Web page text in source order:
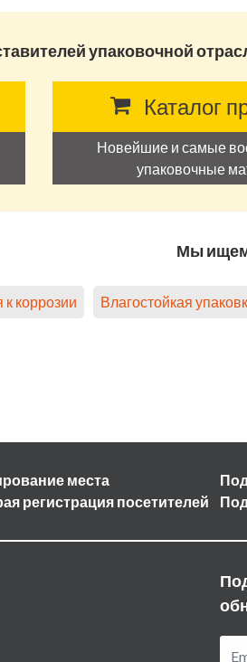
упаковочной
Каталог
Новейшие и самые
упаковочные
Мы
к коррозии Влагостойкая
места
регистрация посетителей